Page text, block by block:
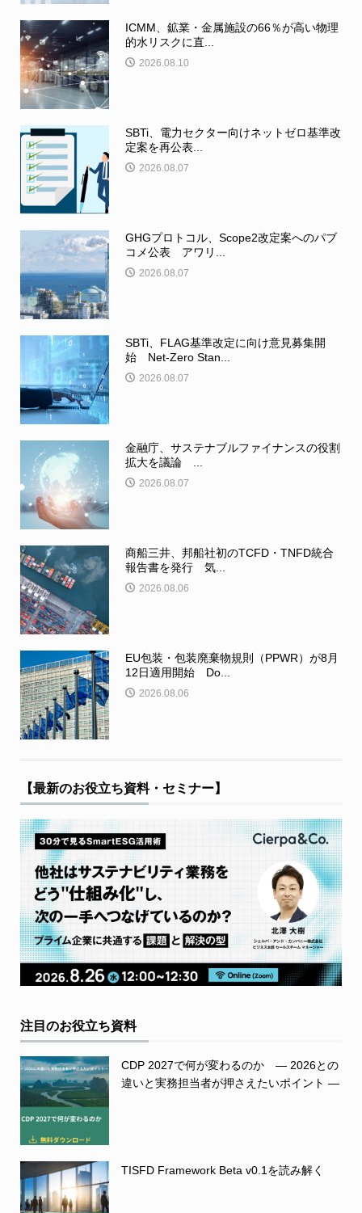
ICMM、鉱業・金属施設の66％が高い物理
的水リスクに直...
2026.08.10
SBTi、電力セクター向けネットゼロ基準改
定案を再公表...
2026.08.07
GHGプロトコル、Scope2改定案へのパブ
コメ公表 アワリ...
2026.08.07
SBTi、FLAG基準改定に向け意見募集開
始 Net-Zero Stan...
2026.08.07
金融庁、サステナブルファイナンスの役割
拡大を議論 ...
2026.08.07
商船三井、邦船社初のTCFD・TNFD統合
報告書を発行 気...
2026.08.06
EU包装・包装廃棄物規則（PPWR）が8月
12日適用開始 Do...
2026.08.06
【最新のお役立ち資料・セミナー】
注目のお役立ち資料
CDP 2027で何が変わるのか ― 2026との
違いと実務担当者が押さえたいポイント ―
TISFD Framework Beta v0.1を読み解く